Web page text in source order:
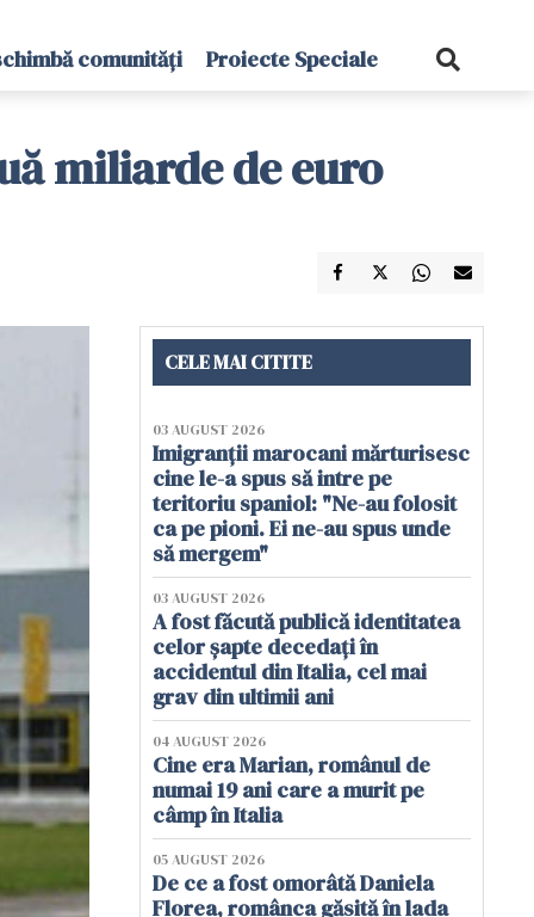
comunități Proiecte Speciale
miliarde de euro
CELE MAI CITITE
03 AUGUST 2026
Imigranții marocani mărturisesc
cine le-a spus să intre pe
teritoriu spaniol: "Ne-au folosit
ca pe pioni. Ei ne-au spus unde
să mergem"
03 AUGUST 2026
A fost făcută publică identitatea
celor șapte decedați în
accidentul din Italia, cel mai
grav din ultimii ani
04 AUGUST 2026
Cine era Marian, românul de
numai 19 ani care a murit pe
câmp în Italia
05 AUGUST 2026
De ce a fost omorâtă Daniela
Florea, românca găsită în lada